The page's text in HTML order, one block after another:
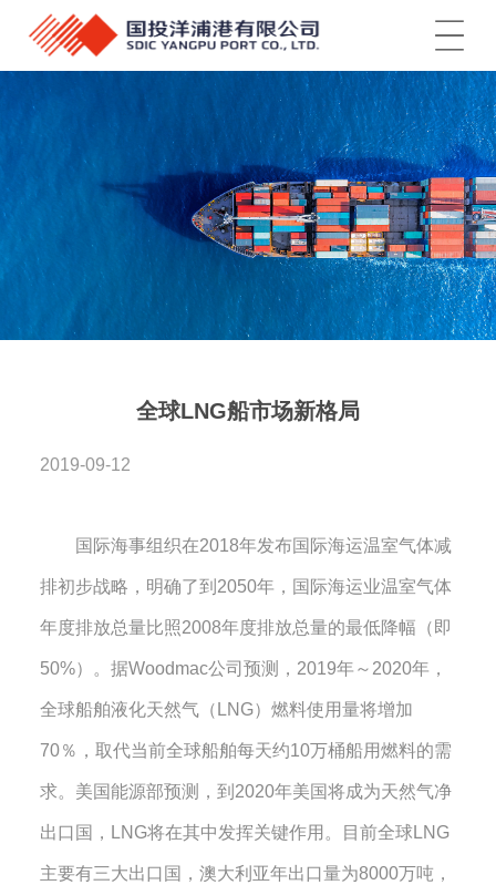
菜单
全球LNG船市场新格局
2019-09-12
国际海事组织在2018年发布国际海运温室气体减
排初步战略，明确了到 2050年，国际海运业温室气体
年度排放总量比照2008年度排放总量的最低降幅（即
50%）。据Woodmac公司预测， 2019年～ 2020年，
全球船舶液化天然气（ LNG）燃料使用量将增加
70％，取代当前全球船舶每天约10万桶船用燃料的需
求。美国能源部预测，到 2020年美国将成为天然气净
出口国， LNG将在其中发挥关键作用。目前全球LNG
主要有三大出口国，澳大利亚年出口量为8000万吨，